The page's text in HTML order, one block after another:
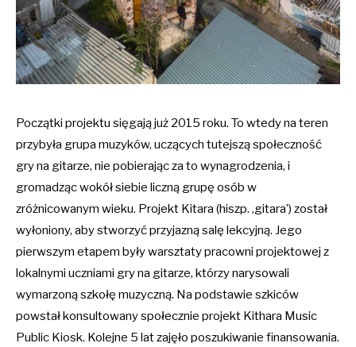
Początki projektu sięgają już 2015 roku. To wtedy na teren
przybyła grupa muzyków, uczących tutejszą społeczność
gry na gitarze, nie pobierając za to wynagrodzenia, i
gromadząc wokół siebie liczną grupę osób w
zróżnicowanym wieku. Projekt Kitara (hiszp. ‚gitara’) został
wyłoniony, aby stworzyć przyjazną salę lekcyjną. Jego
pierwszym etapem były warsztaty pracowni projektowej z
lokalnymi uczniami gry na gitarze, którzy narysowali
wymarzoną szkołę muzyczną. Na podstawie szkiców
powstał konsultowany społecznie projekt Kithara Music
Public Kiosk. Kolejne 5 lat zajęło poszukiwanie finansowania.